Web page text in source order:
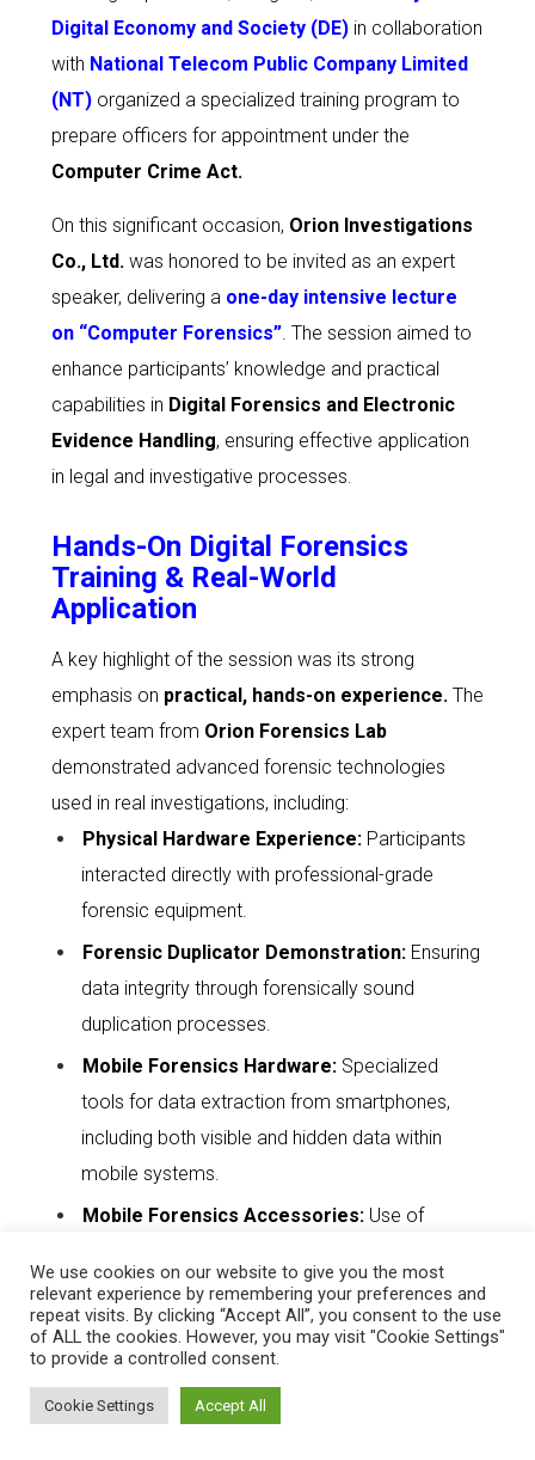
Digital Economy and Society (DE)in collaboration
with National Telecom Public Company Limited
(NT)organized a specialized training program to
prepare officers for appointment under the
Computer Crime Act.
On this significant occasion, Orion Investigations
Co., Ltd.was honored to be invited as an expert
speaker, delivering a one-day intensive lecture
on “Computer Forensics”. The session aimed to
enhance participants’ knowledge and practical
capabilities in Digital Forensics and Electronic
Evidence Handling, ensuring effective application
in legal and investigative processes.
Hands-On Digital Forensics
Training & Real-World
Application
A key highlight of the session was its strong
emphasis on practical, hands-on experience.The
expert team from Orion Forensics Lab
demonstrated advanced forensic technologies
used in real investigations, including:
Physical Hardware Experience:Participants
interacted directly with professional-grade
forensic equipment.
Forensic Duplicator Demonstration:Ensuring
data integrity through forensically sound
duplication processes.
Mobile Forensics Hardware:Specialized
tools for data extraction from smartphones,
including both visible and hidden data within
mobile systems.
Mobile Forensics Accessories:Use of
signals to prevent remote data wiping during
evidence transportation.
Case Studies from Real Investigations
Knowledge sharing based on real-world
We use cookies on our website to give you the most
relevant experience by remembering your preferences and
repeat visits. By clicking “Accept All”, you consent to the use
of ALL the cookies. However, you may visit "Cookie Settings"
to provide a controlled consent.
Cookie Settings Accept All